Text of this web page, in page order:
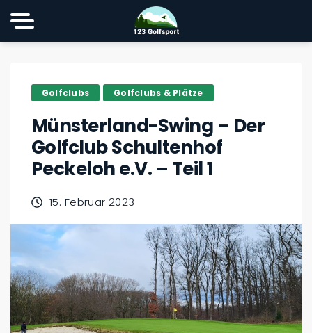
Golfclubs Golfclubs & Plätze
Münsterland-Swing – Der
Golfclub Schultenhof
Peckeloh e.V. – Teil 1
15. Februar 2023